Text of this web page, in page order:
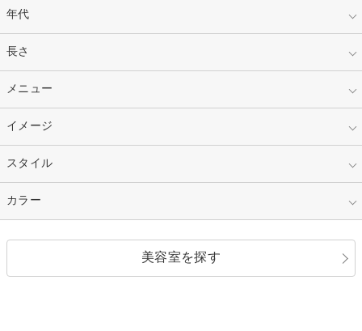
年代
指定なし
10代
30代
長さ
指定なし
ショート
セミロング
メニュー
指定なし
カラー
縮毛矯正
イメージ
指定なし
キュート
ストリート
スタイル
指定なし
カラー
美容室を探す